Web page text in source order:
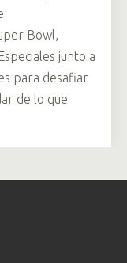
Bowl,
junto a
para desafiar
de lo que